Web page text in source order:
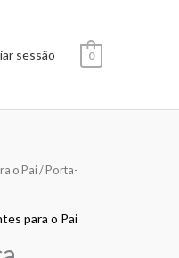
sessão 0
o Pai/ Porta-
para o Pai